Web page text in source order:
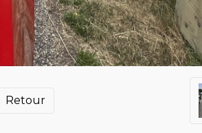
Retour